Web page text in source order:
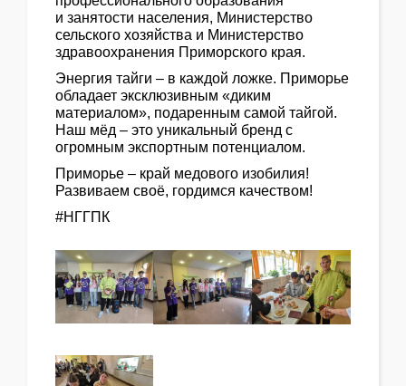
и занятости населения, Министерство
сельского хозяйства и Министерство
здравоохранения Приморского края.
Энергия тайги – в каждой ложке. Приморье
обладает эксклюзивным «диким
материалом», подаренным самой тайгой.
Наш мёд – это уникальный бренд с
огромным экспортным потенциалом.
Приморье – край медового изобилия!
Развиваем своё, гордимся качеством!
#НГГПК